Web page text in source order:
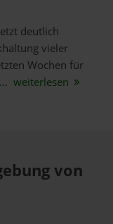
deutlich
vieler
Wochen für
weiterlesen
von